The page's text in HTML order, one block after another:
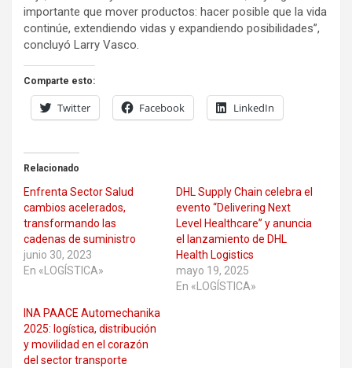
importante que mover productos: hacer posible que la vida
continúe, extendiendo vidas y expandiendo posibilidades”,
concluyó Larry Vasco.
Comparte esto:
Twitter Facebook LinkedIn
Relacionado
Enfrenta Sector Salud
cambios acelerados,
transformando las
cadenas de suministro
junio 30, 2023
En «LOGÍSTICA»
DHL Supply Chain celebra el
evento “Delivering Next
Level Healthcare” y anuncia
el lanzamiento de DHL
Health Logistics
mayo 19, 2025
En «LOGÍSTICA»
INA PAACE Automechanika
2025: logística, distribución
y movilidad en el corazón
del sector transporte